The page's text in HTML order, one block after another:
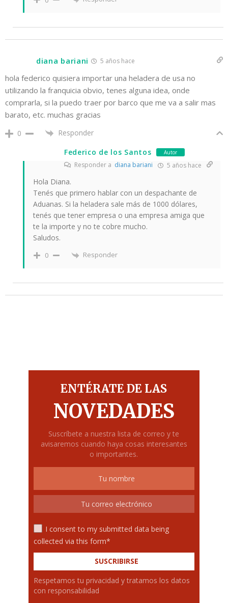
diana bariani 5 años hace
hola federico quisiera importar una heladera de usa no
utilizando la franquicia obvio, tenes alguna idea, onde
comprarla, si la puedo traer por barco que me va a salir mas
barato, etc. muchas gracias
0 Responder
Federico de los Santos Autor
Responder a diana bariani 5 años hace
Hola Diana.
Tenés que primero hablar con un despachante de
Aduanas. Si la heladera sale más de 1000 dólares,
tenés que tener empresa o una empresa amiga que
te la importe y no te cobre mucho.
Saludos.
0 Responder
ENTÉRATE DE LAS
NOVEDADES
Suscríbete a nuestra lista de correo y te
avisaremos cuando haya cosas interesantes
o importantes.
I consent to my submitted data being
collected via this form*
Respetamos tu privacidad y tratamos los datos
con responsabilidad